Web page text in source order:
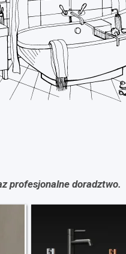
profesjonalne doradztwo.